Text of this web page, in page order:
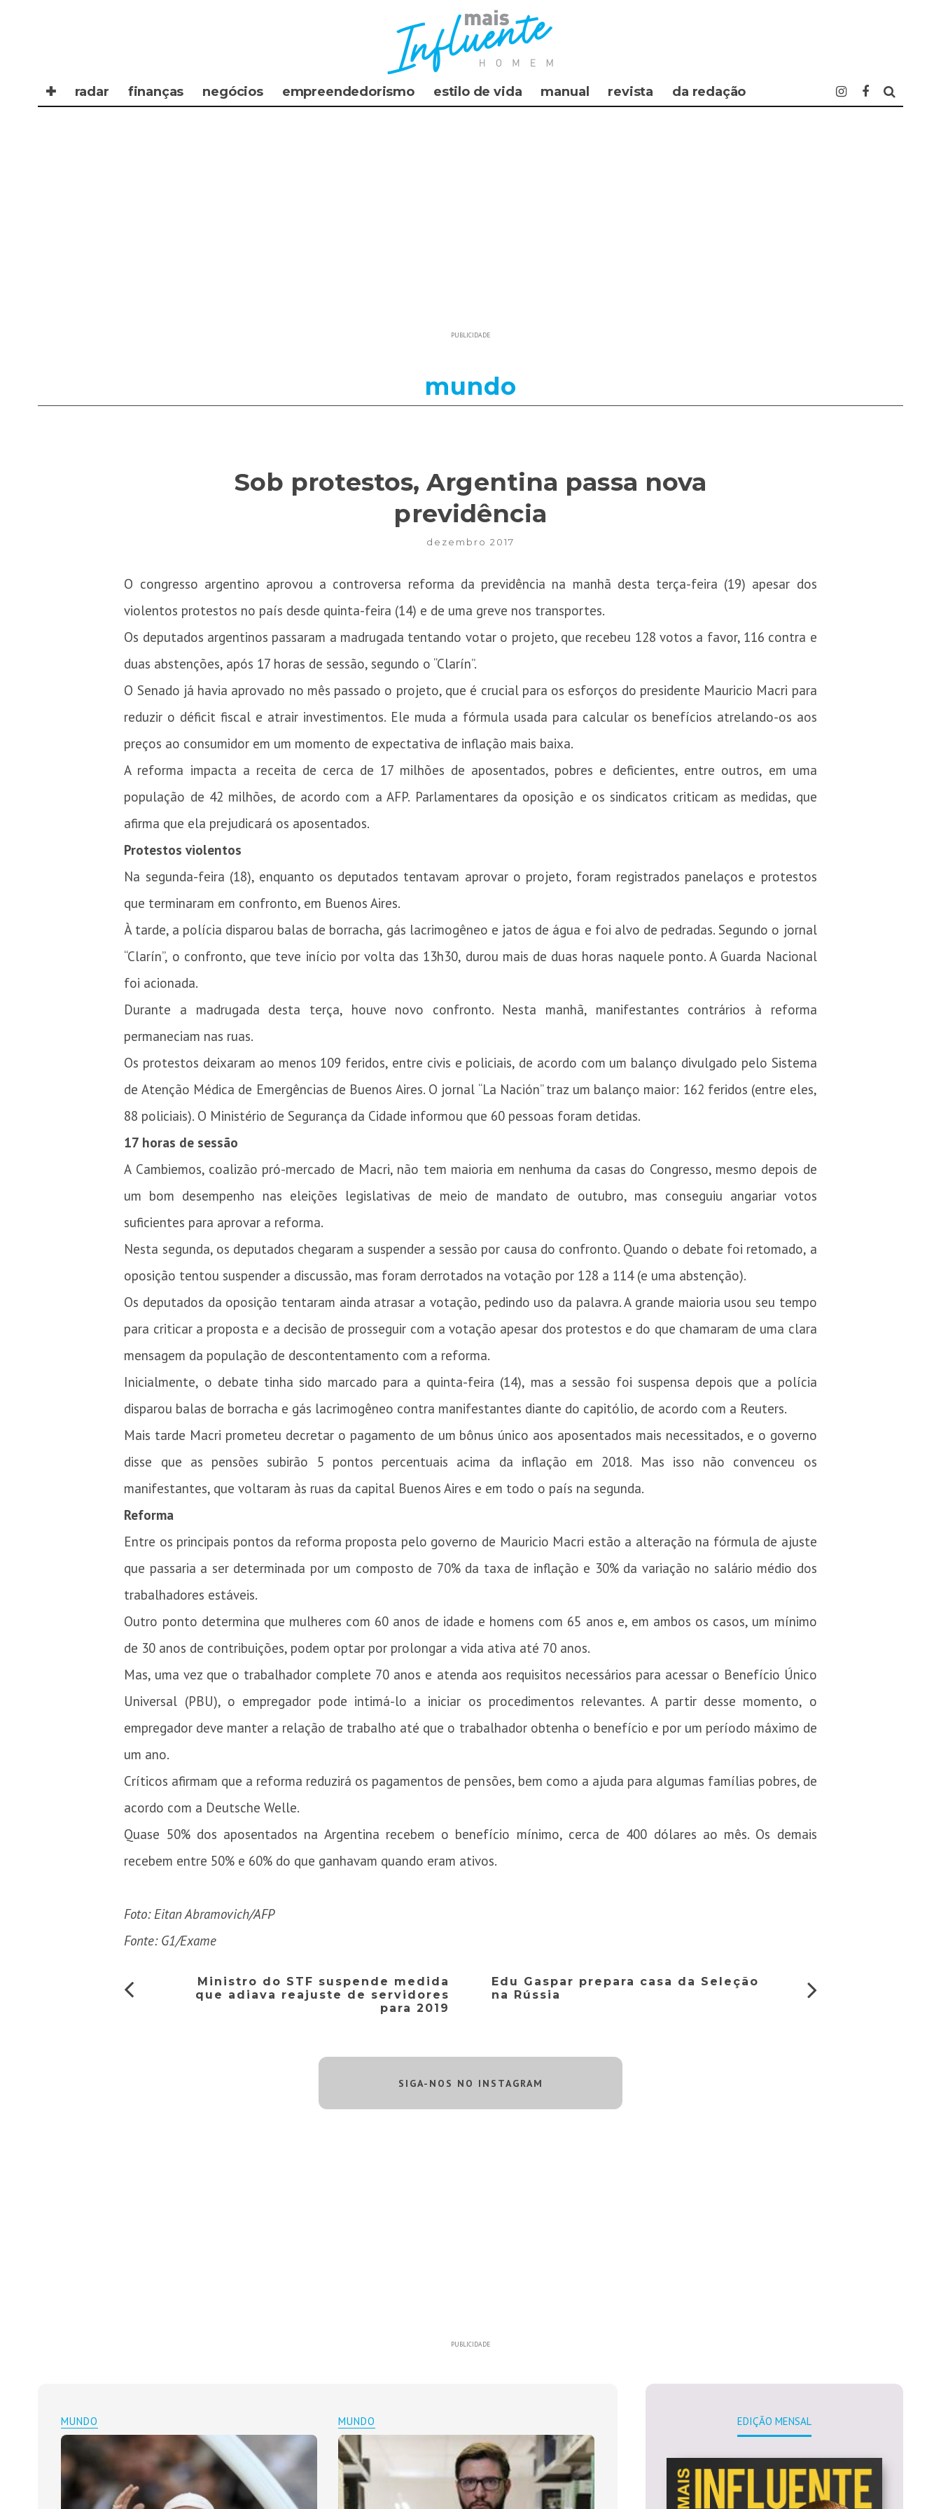
✚ radar finanças negócios empreendedorismo estilo de vida manual revista da redação
PUBLICIDADE
mundo
Sob protestos, Argentina passa nova
previdência
dezembro 2017
O congresso argentino aprovou a controversa reforma da previdência na manhã desta terça-feira (19) apesar dos
violentos protestos no país desde quinta-feira (14) e de uma greve nos transportes.
Os deputados argentinos passaram a madrugada tentando votar o projeto, que recebeu 128 votos a favor, 116 contra e
duas abstenções, após 17 horas de sessão, segundo o “Clarín”.
O Senado já havia aprovado no mês passado o projeto, que é crucial para os esforços do presidente Mauricio Macri para
reduzir o déficit fiscal e atrair investimentos. Ele muda a fórmula usada para calcular os benefícios atrelando-os aos
preços ao consumidor em um momento de expectativa de inflação mais baixa.
A reforma impacta a receita de cerca de 17 milhões de aposentados, pobres e deficientes, entre outros, em uma
população de 42 milhões, de acordo com a AFP. Parlamentares da oposição e os sindicatos criticam as medidas, que
afirma que ela prejudicará os aposentados.
Protestos violentos
Na segunda-feira (18), enquanto os deputados tentavam aprovar o projeto, foram registrados panelaços e protestos
que terminaram em confronto, em Buenos Aires.
À tarde, a polícia disparou balas de borracha, gás lacrimogêneo e jatos de água e foi alvo de pedradas. Segundo o jornal
“Clarín”, o confronto, que teve início por volta das 13h30, durou mais de duas horas naquele ponto. A Guarda Nacional
foi acionada.
Durante a madrugada desta terça, houve novo confronto. Nesta manhã, manifestantes contrários à reforma
permaneciam nas ruas.
Os protestos deixaram ao menos 109 feridos, entre civis e policiais, de acordo com um balanço divulgado pelo Sistema
de Atenção Médica de Emergências de Buenos Aires. O jornal “La Nación” traz um balanço maior: 162 feridos (entre eles,
88 policiais). O Ministério de Segurança da Cidade informou que 60 pessoas foram detidas.
17 horas de sessão
A Cambiemos, coalizão pró-mercado de Macri, não tem maioria em nenhuma da casas do Congresso, mesmo depois de
um bom desempenho nas eleições legislativas de meio de mandato de outubro, mas conseguiu angariar votos
suficientes para aprovar a reforma.
Nesta segunda, os deputados chegaram a suspender a sessão por causa do confronto. Quando o debate foi retomado, a
oposição tentou suspender a discussão, mas foram derrotados na votação por 128 a 114 (e uma abstenção).
Os deputados da oposição tentaram ainda atrasar a votação, pedindo uso da palavra. A grande maioria usou seu tempo
para criticar a proposta e a decisão de prosseguir com a votação apesar dos protestos e do que chamaram de uma clara
mensagem da população de descontentamento com a reforma.
Inicialmente, o debate tinha sido marcado para a quinta-feira (14), mas a sessão foi suspensa depois que a polícia
disparou balas de borracha e gás lacrimogêneo contra manifestantes diante do capitólio, de acordo com a Reuters.
Mais tarde Macri prometeu decretar o pagamento de um bônus único aos aposentados mais necessitados, e o governo
disse que as pensões subirão 5 pontos percentuais acima da inflação em 2018. Mas isso não convenceu os
manifestantes, que voltaram às ruas da capital Buenos Aires e em todo o país na segunda.
Reforma
Entre os principais pontos da reforma proposta pelo governo de Mauricio Macri estão a alteração na fórmula de ajuste
que passaria a ser determinada por um composto de 70% da taxa de inflação e 30% da variação no salário médio dos
trabalhadores estáveis.
Outro ponto determina que mulheres com 60 anos de idade e homens com 65 anos e, em ambos os casos, um mínimo
de 30 anos de contribuições, podem optar por prolongar a vida ativa até 70 anos.
Mas, uma vez que o trabalhador complete 70 anos e atenda aos requisitos necessários para acessar o Benefício Único
Universal (PBU), o empregador pode intimá-lo a iniciar os procedimentos relevantes. A partir desse momento, o
empregador deve manter a relação de trabalho até que o trabalhador obtenha o benefício e por um período máximo de
um ano.
Críticos afirmam que a reforma reduzirá os pagamentos de pensões, bem como a ajuda para algumas famílias pobres, de
acordo com a Deutsche Welle.
Quase 50% dos aposentados na Argentina recebem o benefício mínimo, cerca de 400 dólares ao mês. Os demais
recebem entre 50% e 60% do que ganhavam quando eram ativos.
Foto:Eitan Abramovich/AFP
Fonte: G1/Exame
Ministro do STF suspende medida
que adiava reajuste de servidores
para 2019
Edu Gaspar prepara casa da Seleção
na Rússia
SIGA-NOS NO INSTAGRAM
PUBLICIDADE
MUNDO
MUNDO EDIÇÃO MENSAL